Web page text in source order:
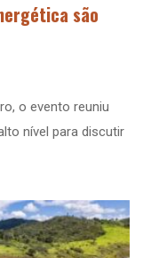
são
o evento reuniu
nível para discutir